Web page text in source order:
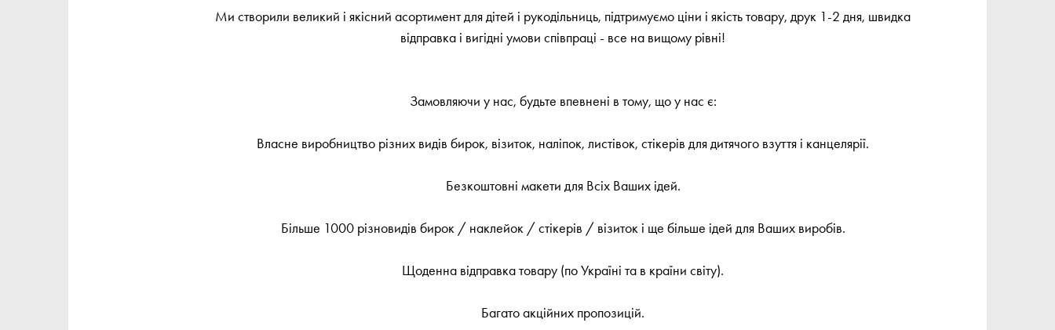
Ми створили великий і якісний асортимент для дітей і рукодільниць, підтримуємо ціни і якість товару, друк 1-2 дня, швидка
відправка і вигідні умови співпраці - все на вищому рівні!
Замовляючи у нас, будьте впевнені в тому, що у нас є:
Власне виробництво різних видів бирок, візиток, наліпок, листівок, стікерів для дитячого взуття і канцелярії.
Безкоштовні макети для Всіх Ваших ідей.
Більше 1000 різновидів бирок / наклейок / стікерів / візиток і ще більше ідей для Ваших виробів.
Щоденна відправка товару (по Україні та в країни світу).
Багато акційних пропозицій.